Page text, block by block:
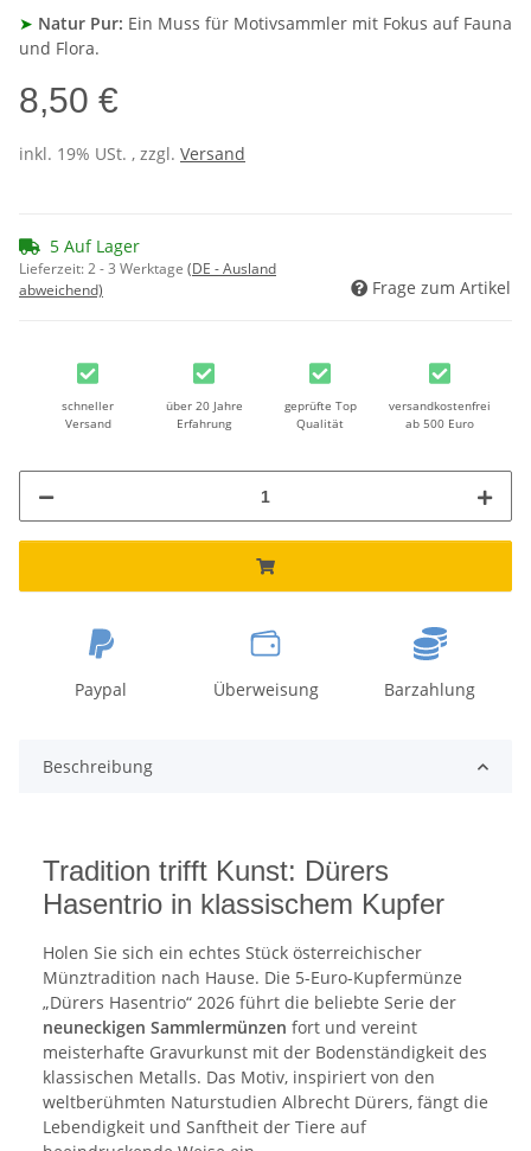
➤ Natur Pur: Ein Muss für Motivsammler mit Fokus auf Fauna
und Flora.
8,50 €
inkl. 19% USt. , zzgl. Versand
5 Auf Lager
Lieferzeit:2 - 3 Werktage (DE - Ausland
abweichend)
Frage zum Artikel
schneller
Versand
über 20 Jahre
Erfahrung
geprüfte Top
Qualität
versandkostenfrei
ab 500 Euro
Paypal Überweisung Barzahlung
Beschreibung
Tradition trifft Kunst: Dürers
Hasentrio in klassischem Kupfer
Holen Sie sich ein echtes Stück österreichischer
Münztradition nach Hause. Die 5-Euro-Kupfermünze
„Dürers Hasentrio“ 2026 führt die beliebte Serie der
neuneckigen Sammlermünzen fort und vereint
meisterhafte Gravurkunst mit der Bodenständigkeit des
klassischen Metalls. Das Motiv, inspiriert von den
weltberühmten Naturstudien Albrecht Dürers, fängt die
Lebendigkeit und Sanftheit der Tiere auf